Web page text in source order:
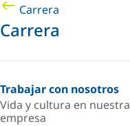
Carrera
Carrera
Trabajar con nosotros
Vida y cultura en nuestra
empresa